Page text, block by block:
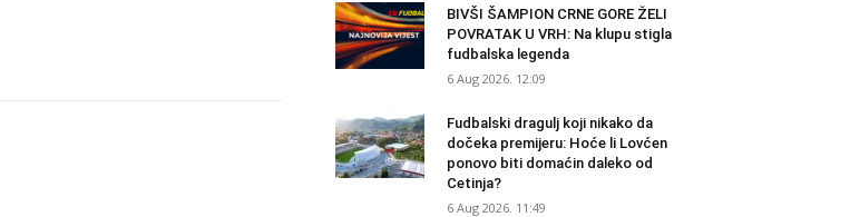
BIVŠI ŠAMPION CRNE GORE ŽELI
POVRATAK U VRH: Na klupu stigla
fudbalska legenda
6 Aug 2026. 12:09
Fudbalski dragulj koji nikako da
dočeka premijeru: Hoće li Lovćen
ponovo biti domaćin daleko od
Cetinja?
6 Aug 2026. 11:49